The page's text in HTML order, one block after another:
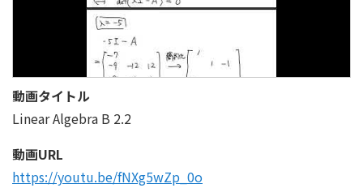
動画タイトル
Linear Algebra B 2.2
動画URL
https://youtu.be/fNXg5wZp_0o